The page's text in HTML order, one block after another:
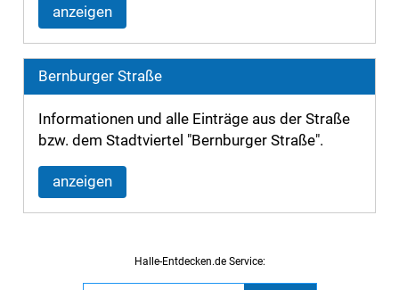
anzeigen
Bernburger Straße
Informationen und alle Einträge aus der Straße
bzw. dem Stadtviertel "Bernburger Straße".
anzeigen
Halle-Entdecken.de Service: